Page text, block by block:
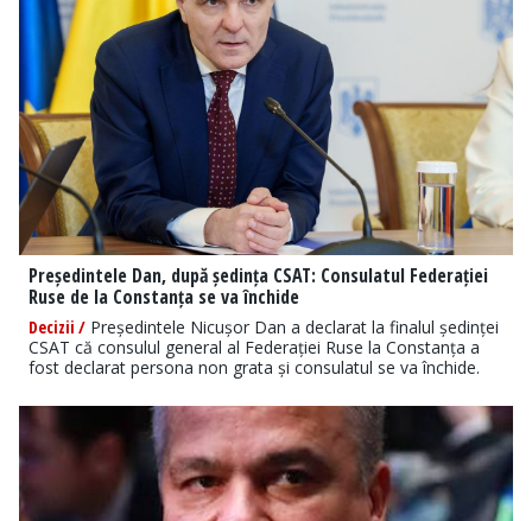
Președintele Dan, după ședința CSAT: Consulatul Federației
Ruse de la Constanța se va închide
Decizii / Președintele Nicușor Dan a declarat la finalul ședinței
CSAT că consulul general al Federației Ruse la Constanța a
fost declarat persona non grata și consulatul se va închide.